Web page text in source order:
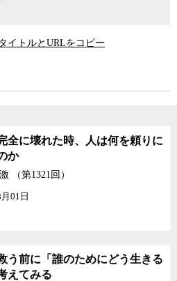
タイトルとURLをコピー
全に壊れた時、人は何を頼りに
か
（第1321回）
01日
う前に「誰のためにどう生きる
えてみる